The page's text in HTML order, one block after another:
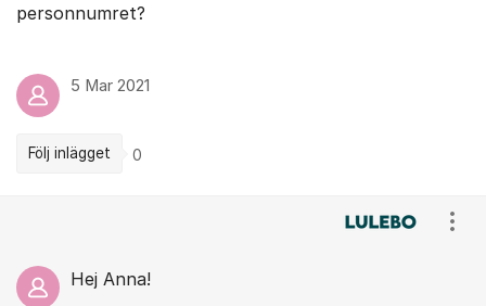
personnumret?
5 Mar 2021
Följ inlägget 0
Hej Anna!